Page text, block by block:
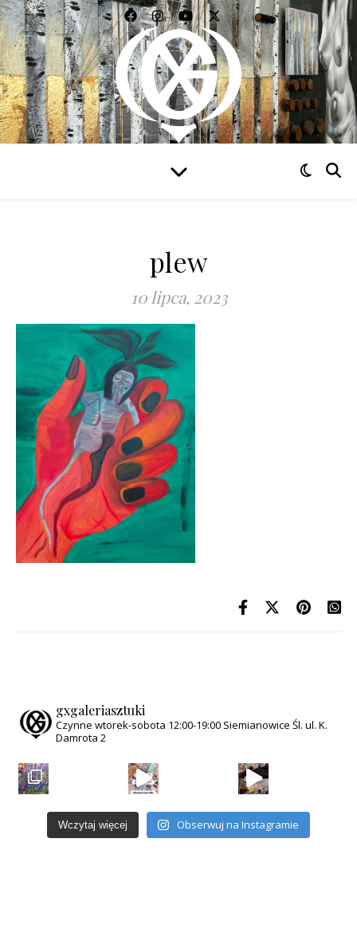
WIDZIEĆ WSZYSTKO
plew
10 lipca, 2023
gxgaleriasztuki
Czynne wtorek-sobota 12:00-19:00 Siemianowice Śl. ul. K.
Damrota 2
Wczytaj więcej Obserwuj na Instagramie